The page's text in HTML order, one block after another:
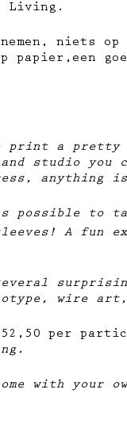
Living.
niets
papier,​een
print a pretty
studio
anything
to
A fun
wire art,
52,50 per
with your